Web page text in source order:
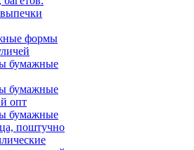
формы
бумажные
бумажные
опт
бумажные
поштучно